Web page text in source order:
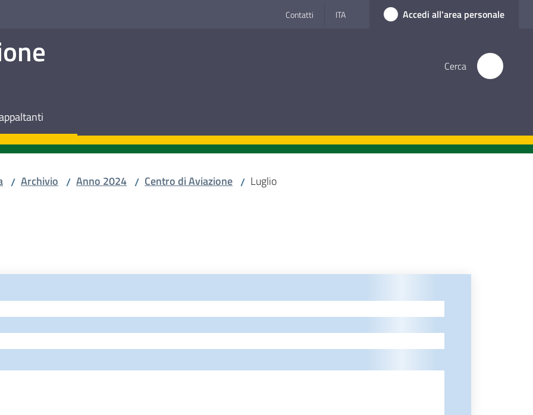
Contatti ITA Accedi all'area personale
Cerca
/ Archivio / Anno 2024 / Centro di Aviazione / Luglio